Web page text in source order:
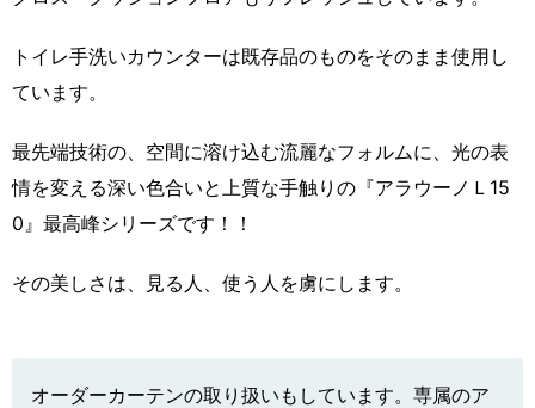
トイレ手洗いカウンターは既存品のものをそのまま使用し
ています。
最先端技術の、空間に溶け込む流麗なフォルムに、光の表
情を変える深い色合いと上質な手触りの『アラウーノＬ15
0』最高峰シリーズです！！
その美しさは、見る人、使う人を虜にします。
オーダーカーテンの取り扱いもしています。専属のア